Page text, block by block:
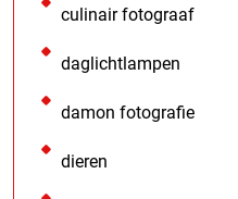
culinair fotograaf
daglichtlampen
damon fotografie
dieren